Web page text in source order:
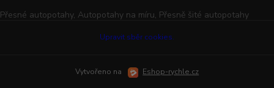
Přesné autopotahy, Autopotahy na míru, Přesně šité autopotahy
Upravit sběr cookies.
Vytvořeno na Eshop-rychle.cz